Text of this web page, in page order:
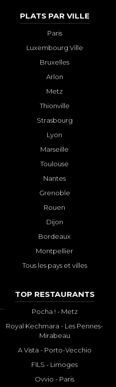
PLATS PAR VILLE
Paris
Luxembourg Ville
Bruxelles
Arlon
Metz
Thionville
Strasbourg
Lyon
Marseille
Toulouse
Nantes
Grenoble
Rouen
Dijon
Bordeaux
Montpellier
Tous les pays et villes
TOP RESTAURANTS
Pocha ! - Metz
Royal Kechmara - Les Pennes-
Mirabeau
A Vista - Porto-Vecchio
FILS - Limoges
Ovvio - Paris